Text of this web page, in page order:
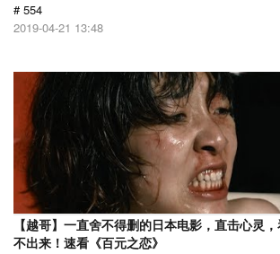
# 554
2019-04-21 13:48
【越哥】一直舍不得删的日本电影，直击心灵
不出来！速看《百元之恋》